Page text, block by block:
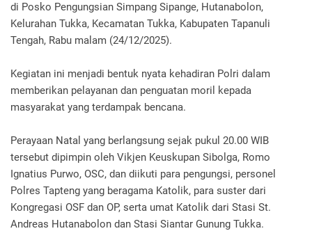
di Posko Pengungsian Simpang Sipange, Hutanabolon,
Kelurahan Tukka, Kecamatan Tukka, Kabupaten Tapanuli
Tengah, Rabu malam (24/12/2025).
Kegiatan ini menjadi bentuk nyata kehadiran Polri dalam
memberikan pelayanan dan penguatan moril kepada
masyarakat yang terdampak bencana.
Perayaan Natal yang berlangsung sejak pukul 20.00 WIB
tersebut dipimpin oleh Vikjen Keuskupan Sibolga, Romo
Ignatius Purwo, OSC, dan diikuti para pengungsi, personel
Polres Tapteng yang beragama Katolik, para suster dari
Kongregasi OSF dan OP, serta umat Katolik dari Stasi St.
Andreas Hutanabolon dan Stasi Siantar Gunung Tukka.